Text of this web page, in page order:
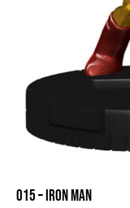
015 – IRON MAN